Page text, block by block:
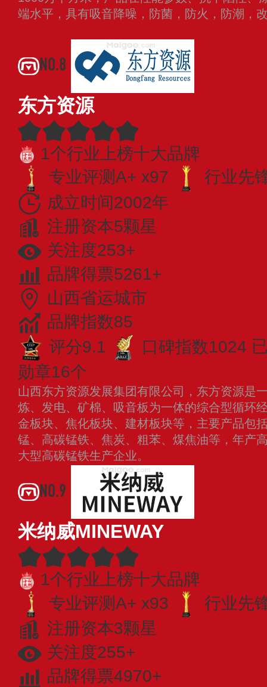
端水平，具有吸音降噪，防菌，防火，防潮，
NO.8
东方资源
1个行业上榜十大品牌
专业评测A+ x97
行业先
成立时间2002年
注册资本5颗星
关注度253+
品牌得票5261+
山西省运城市
品牌指数85
评分9.1
口碑指数1024
勋章16个
山西东方资源发展集团有限公司，东方资源是
炼、发电、矿棉、吸音板为一体的综合型循环
金板块、焦化板块、建材板块等，主要产品包
锰、高碳锰铁、焦炭、粗苯、煤焦油等，年产
大型高碳锰铁生产企业。
NO.9
米纳威MINEWAY
1个行业上榜十大品牌
专业评测A+ x93
行业先
注册资本3颗星
关注度255+
品牌得票4970+